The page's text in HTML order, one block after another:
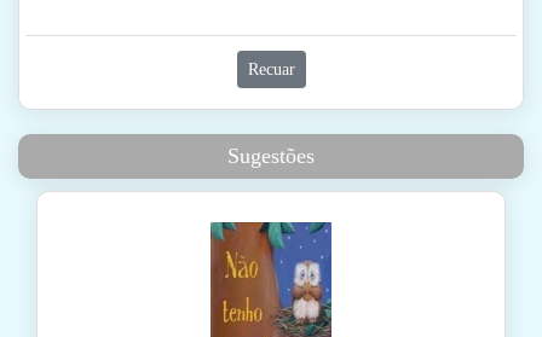
Recuar
Sugestões